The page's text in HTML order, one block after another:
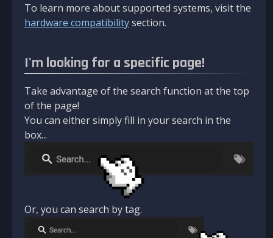
To learn more about supported systems, visit the
hardware compatibilitysection.
I'm looking for a specific page!
Take advantage of the search function at the top
of the page!
You can either simply fill in your search in the
box...
Or, you can search by tag.